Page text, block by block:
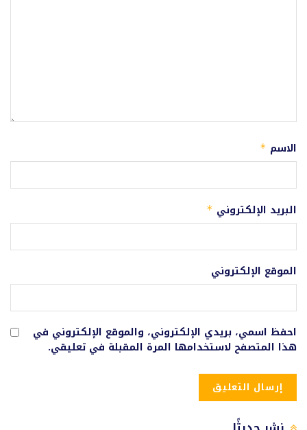
الاسم *
البريد الإلكتروني *
الموقع الإلكتروني
احفظ اسمي، بريدي الإلكتروني، والموقع الإلكتروني في
هذا المتصفح لاستخدامها المرة المقبلة في تعليقي.